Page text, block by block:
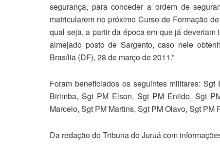
segurança, para conceder a ordem de
matricularem no próximo Curso de Formação
qual seja, a partir da época em que já
almejado posto de Sargento, caso nele
Brasília (DF), 28 de março de 2011.”
Foram beneficiados os seguintes militares:
Birimba, Sgt PM Elson, Sgt PM Enildo, Sgt
Marcelo, Sgt PM Martins, Sgt PM Olavo, Sgt
Da redação do Tribuna do Juruá com